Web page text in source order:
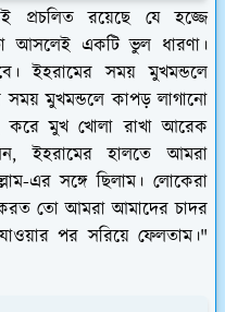
প্রচলিত রয়েছে যে হজ্জে
আসলেই একটি ভুল ধারণা।
ইহরামের সময় মুখমন্ডলে
সময় মুখমন্ডলে কাপড় লাগানো
করে মুখ খোলা রাখা আরেক
ইহরামের হালতে আমরা
এর সঙ্গে ছিলাম। লোকেরা
তো আমরা আমাদের চাদর
পর সরিয়ে ফেলতাম।"